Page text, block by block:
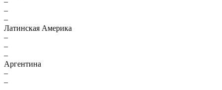
–
–
Латинская Америка
–
–
–
Аргентина
–
–